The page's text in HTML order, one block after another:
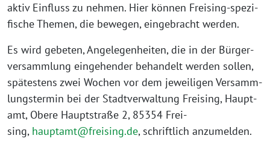
aktiv Ein­fluss zu neh­men. Hier kön­nen Frei­sing-spe­zi­
fi­sche The­men, die bewe­gen, ein­ge­bracht werden.
Es wird gebe­ten, Ange­le­gen­hei­ten, die in der Bür­ger­
ver­samm­lung ein­ge­hen­der behan­delt wer­den sol­len,
spä­tes­tens zwei Wochen vor dem jewei­li­gen Ver­samm­
lungs­ter­min bei der Stadt­ver­wal­tung Frei­sing, Haupt­
amt, Obe­re Haupt­stra­ße 2, 85354 Frei­
sing, hauptamt@freising.de, schrift­lich anzumelden.